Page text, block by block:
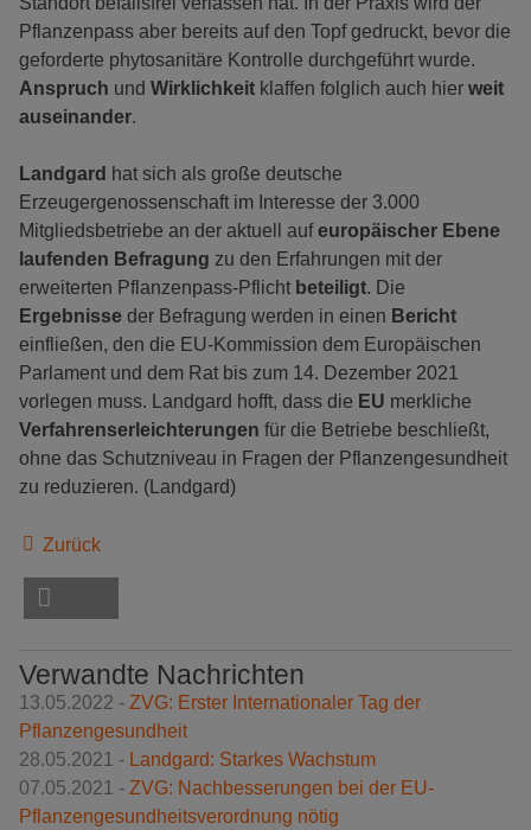
Pflanzenpass aber bereits auf den Topf gedruckt, bevor die
geforderte phytosanitäre Kontrolle durchgeführt wurde.
Anspruch und Wirklichkeit klaffen folglich auch hier weit
auseinander.
Landgard hat sich als große deutsche
Erzeugergenossenschaft im Interesse der 3.000
Mitgliedsbetriebe an der aktuell aufeuropäischer Ebene
laufenden Befragung zu den Erfahrungen mit der
erweiterten Pflanzenpass-Pflicht beteiligt. Die
Ergebnisse der Befragung werden in einen Bericht
einfließen, den die EU-Kommission dem Europäischen
Parlament und dem Rat bis zum 14. Dezember 2021
vorlegen muss. Landgard hofft, dass die EU merkliche
Verfahrenserleichterungen für die Betriebe beschließt,
ohne das Schutzniveau in Fragen der Pflanzengesundheit
zu reduzieren. (Landgard)
Zurück
Verwandte Nachrichten
13.05.2022 - ZVG: Erster Internationaler Tag der
Pflanzengesundheit
28.05.2021 - Landgard: Starkes Wachstum
07.05.2021 - ZVG: Nachbesserungen bei der EU-
Pflanzengesundheitsverordnung nötig